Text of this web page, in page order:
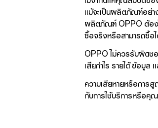
แม้จะเป็นผลิตภัณฑ์อย่า
ผลิตภัณฑ์ OPPO ต้อง
ซื้อจริงหรือสามารถซื้อไ
OPPO ไม่ควรรับผิดช
เสียกำไร รายได้ ข้อมูล
ความเสียหายหรือการ
กับการใช้บริการหรือคุ